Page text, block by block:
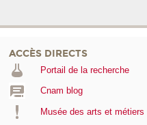
ACCÈS DIRECTS
Portail de la recherche
Cnam blog
Musée des arts et métiers